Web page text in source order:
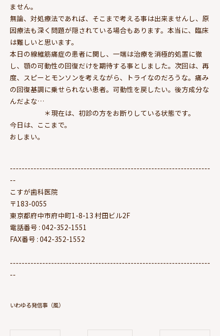
ません。
無論、対処療法であれば、そこまで考える事は出来ませんし、原
因療法も深く問題が隠されている場合もあります。本当に、臨床
は難しいと思います。
本日の線維筋痛症の患者に関し、一端は治療を消極的処置に徹
し、顎の可動性の回復だけを期待する事としました。次回は、再
度、スピーとモンソンを考えながら、トライなのだろうな。痛み
の回復基調に乗せられない患者。可動性を戻したい。後方成分な
んだよな…
＊現在は、初診の方をお断りしている状態です。
今日は、ここまで。
おしまい。
--------------------------------------------------------------------
--
こすが歯科医院
〒183-0055
東京都府中市府中町1-8-13 村田ビル2F
電話番号 : 042-352-1551
FAX番号 : 042-352-1552
--------------------------------------------------------------------
--
いわゆる発信事（風）